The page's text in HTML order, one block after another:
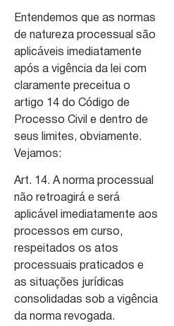
Entendemos que as normas
de natureza processual são
aplicáveis imediatamente
após a vigência da lei com
claramente preceitua o
artigo 14 do Código de
Processo Civil e dentro de
seus limites, obviamente.
Vejamos:
Art. 14. A norma processual
não retroagirá e será
aplicável imediatamente aos
processos em curso,
respeitados os atos
processuais praticados e
as situações jurídicas
consolidadas sob a vigência
da norma revogada.